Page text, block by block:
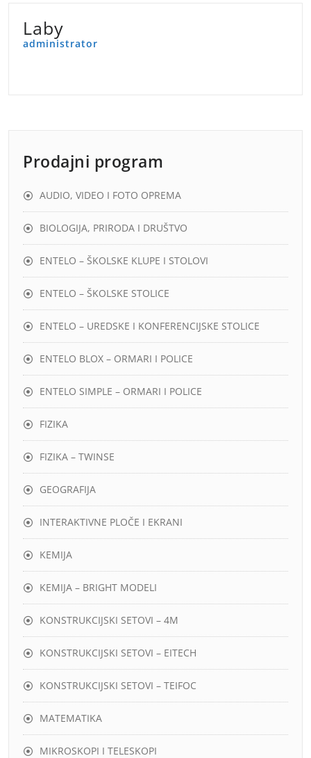
Laby
administrator
Prodajni program
AUDIO, VIDEO I FOTO OPREMA
BIOLOGIJA, PRIRODA I DRUŠTVO
ENTELO – ŠKOLSKE KLUPE I STOLOVI
ENTELO – ŠKOLSKE STOLICE
ENTELO – UREDSKE I KONFERENCIJSKE STOLICE
ENTELO BLOX – ORMARI I POLICE
ENTELO SIMPLE – ORMARI I POLICE
FIZIKA
FIZIKA – TWINSE
GEOGRAFIJA
INTERAKTIVNE PLOČE I EKRANI
KEMIJA
KEMIJA – BRIGHT MODELI
KONSTRUKCIJSKI SETOVI – 4M
KONSTRUKCIJSKI SETOVI – EITECH
KONSTRUKCIJSKI SETOVI – TEIFOC
MATEMATIKA
MIKROSKOPI I TELESKOPI